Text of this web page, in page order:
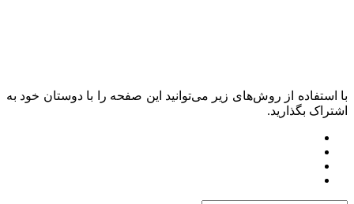
با استفاده از روش‌های زیر می‌توانید این صفحه را با دوستان خود به
اشتراک بگذارید.